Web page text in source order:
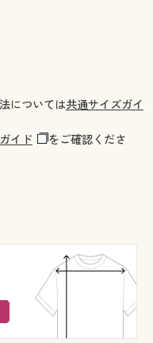
については共通サイズガイ
イド
をご確認くださ